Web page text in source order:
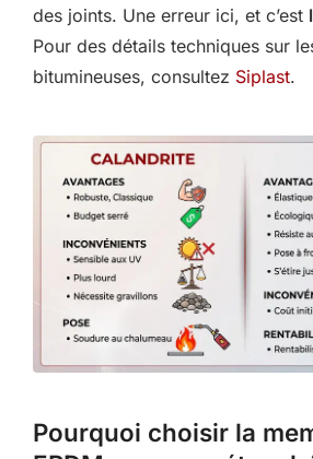
des joints. Une erreur ici, et c’est
Pour des détails techniques sur
bitumineuses, consultez Siplast.
Pourquoi choisir la